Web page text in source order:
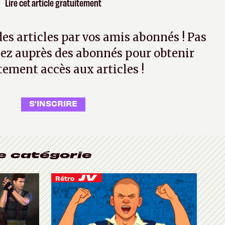
Lire cet article gratuitement
articles par vos amis abonnés ! Pas
auprès des abonnés pour obtenir
accès aux articles !
S'INSCRIRE
catégorie
Rétro